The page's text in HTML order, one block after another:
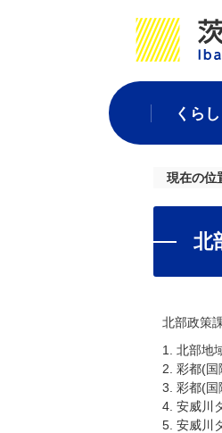
くら
現在の位
北
北部政策
1. 北部地
2. 彩都(国
3. 彩都(国
4. 安威川
5. 安威川